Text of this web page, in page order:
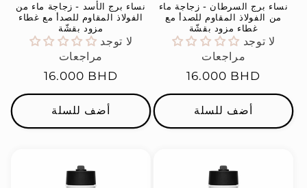
نساء برج الأسد - زجاجة ماء من
الفولاذ المقاوم للصدأ مع غطاء
مزود بقشّة
لا توجد
مراجعات
السعر
العادي
16.000 BHD
أضف للسلة
نساء برج السرطان - زجاجة ماء
من الفولاذ المقاوم للصدأ مع
غطاء مزود بقشّة
لا توجد
مراجعات
السعر
العادي
16.000 BHD
أضف للسلة